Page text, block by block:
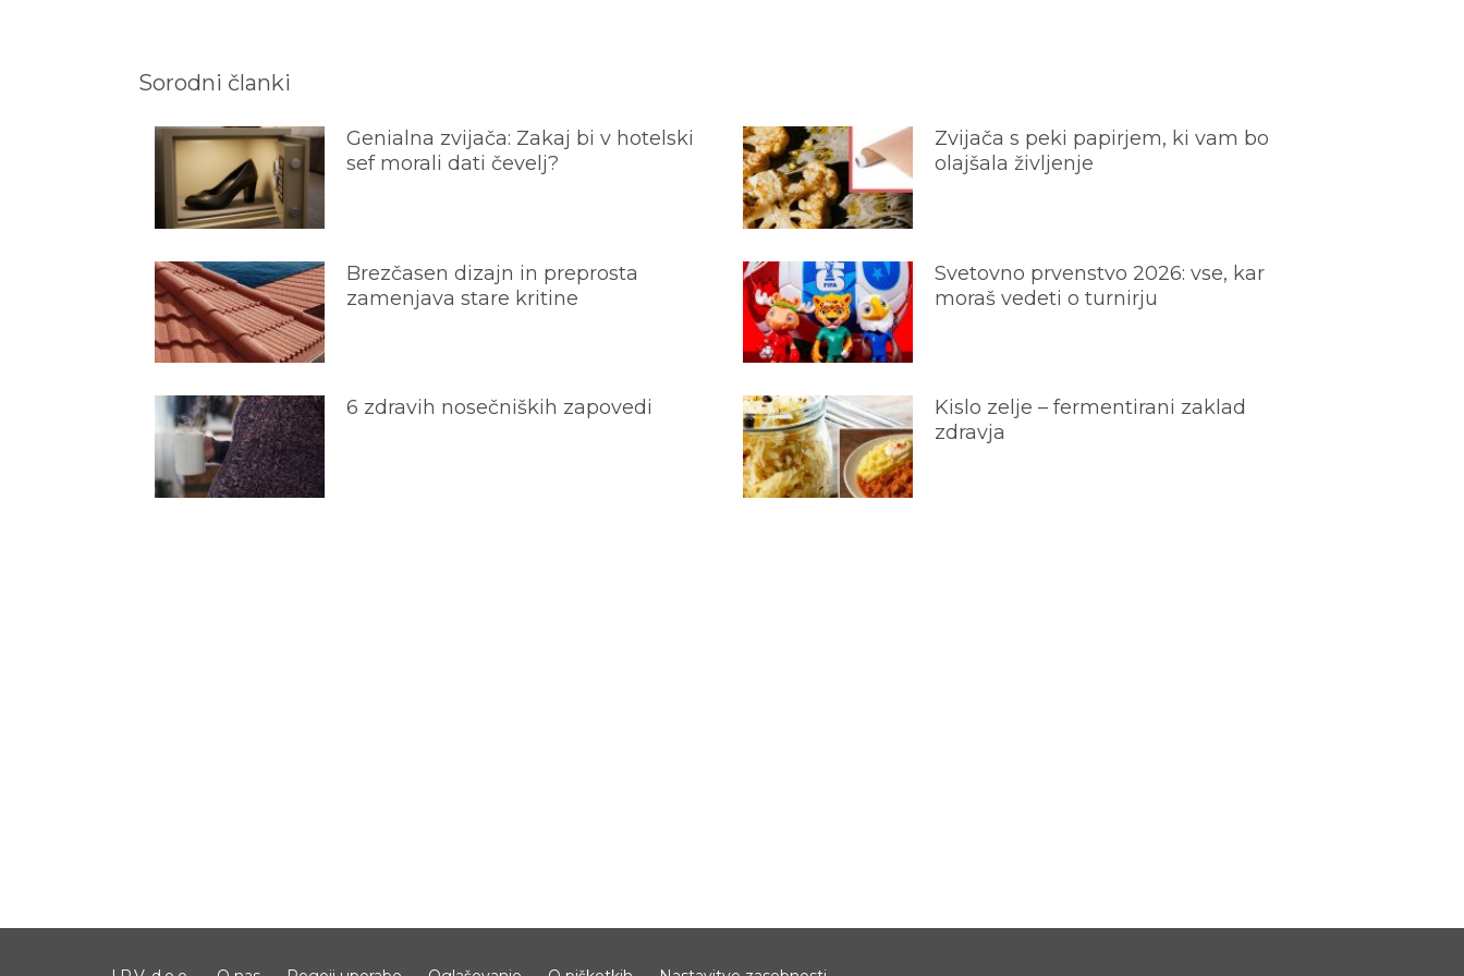
Sorodni članki
Genialna zvijača: Zakaj bi v hotelski
sef morali dati čevelj?
Zvijača s peki papirjem, ki vam bo
olajšala življenje
Brezčasen dizajn in preprosta
zamenjava stare kritine
Svetovno prvenstvo 2026: vse, kar
moraš vedeti o turnirju
6 zdravih nosečniških zapovedi
Kislo zelje – fermentirani zaklad
zdravja